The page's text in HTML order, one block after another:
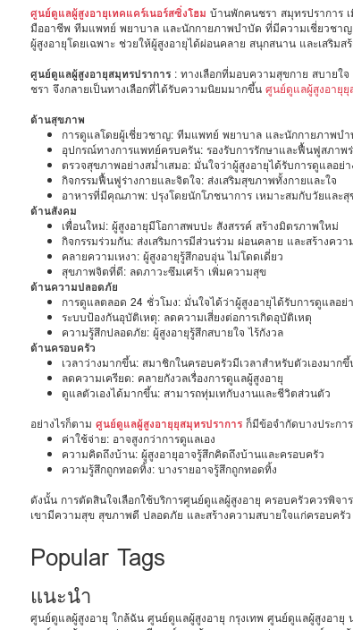
ศูนย์ดูแลผู้สูงอายุเทคแคร์เนอร์สซิ่งโฮม บ้านพักคนชรา สมุทรปราการ
มืออาชีพ ทีมแพทย์ พยาบาล และนักกายภาพบำบัด ที่มีความเชี่ยวชา
ผู้สูงอายุโดยเฉพาะ ช่วยให้ผู้สูงอายุได้ผ่อนคลาย สนุกสนาน และเสริม
ศูนย์ดูแลผู้สูงอายุสมุทรปราการ: ทางเลือกที่มอบความสุขกาย สบายใจ
ชรา จึงกลายเป็นทางเลือกที่ได้รับความนิยมมากขึ้น ศูนย์ดูแลผู้สูงอายุยุ
ด้านสุขภาพ
การดูแลโดยผู้เชี่ยวชาญ: ทีมแพทย์ พยาบาล และนักกายภาพบ
อุปกรณ์ทางการแพทย์ครบครัน: รองรับการรักษาและฟื้นฟูสภาพ
ตรวจสุขภาพอย่างสม่ำเสมอ: มั่นใจว่าผู้สูงอายุได้รับการดูแลอย่า
กิจกรรมฟื้นฟูร่างกายและจิตใจ: ส่งเสริมสุขภาพทั้งกายและใจ
อาหารที่มีคุณภาพ: ปรุงโดยนักโภชนาการ เหมาะสมกับวัยและ
ด้านสังคม
เพื่อนใหม่: ผู้สูงอายุมีโอกาสพบปะ สังสรรค์ สร้างมิตรภาพใหม่
กิจกรรมร่วมกัน: ส่งเสริมการมีส่วนร่วม ผ่อนคลาย และสร้างคว
คลายความเหงา: ผู้สูงอายุรู้สึกอบอุ่น ไม่โดดเดี่ยว
สุขภาพจิตที่ดี: ลดภาวะซึมเศร้า เพิ่มความสุข
ด้านความปลอดภัย
การดูแลตลอด 24 ชั่วโมง: มั่นใจได้ว่าผู้สูงอายุได้รับการดูแลอย่
ระบบป้องกันอุบัติเหตุ: ลดความเสี่ยงต่อการเกิดอุบัติเหตุ
ความรู้สึกปลอดภัย: ผู้สูงอายุรู้สึกสบายใจ ไร้กังวล
ด้านครอบครัว
เวลาว่างมากขึ้น: สมาชิกในครอบครัวมีเวลาสำหรับตัวเองมากขึ้
ลดความเครียด: คลายกังวลเรื่องการดูแลผู้สูงอายุ
ดูแลตัวเองได้มากขึ้น: สามารถทุ่มเทกับงานและชีวิตส่วนตัว
อย่างไรก็ตาม ศูนย์ดูแลผู้สูงอายุยุสมุทรปราการก็มีข้อจำกัดบางประกา
ค่าใช้จ่าย: อาจสูงกว่าการดูแลเอง
ความคิดถึงบ้าน: ผู้สูงอายุอาจรู้สึกคิดถึงบ้านและครอบครัว
ความรู้สึกถูกทอดทิ้ง: บางรายอาจรู้สึกถูกทอดทิ้ง
ดังนั้น การตัดสินใจเลือกใช้บริการศูนย์ดูแลผู้สูงอายุ ครอบครัวควรพิจ
เขามีความสุข สุขภาพดี ปลอดภัย และสร้างความสบายใจแก่ครอบครัว
Popular Tags
แนะนำ
ศูนย์ดูแลผู้สูงอายุ ใกล้ฉัน ศูนย์ดูแลผู้สูงอายุ กรุงเทพ ศูนย์ดูแลผู้สูงอายุ